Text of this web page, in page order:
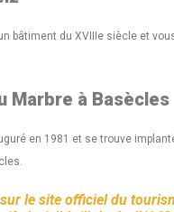
bâtiment du XVIIIe siècle et
Marbre à Basècles
en 1981 et se trouve
le site officiel du